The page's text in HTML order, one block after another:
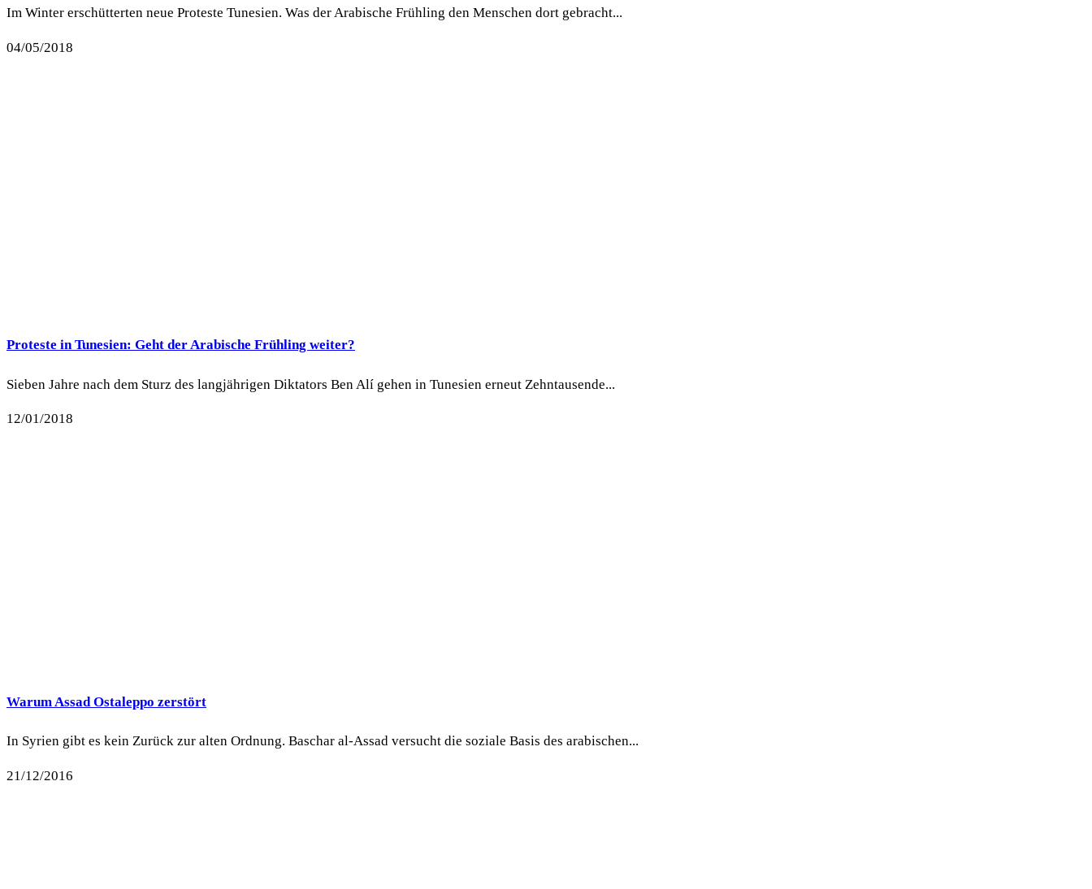
Im Winter erschütterten neue Proteste Tunesien. Was der Arabische Frühling den Menschen dort gebracht...
04/05/2018
Proteste in Tunesien: Geht der Arabische Frühling weiter?
Sieben Jahre nach dem Sturz des langjährigen Diktators Ben Alí gehen in Tunesien erneut Zehntausende...
12/01/2018
Warum Assad Ostaleppo zerstört
In Syrien gibt es kein Zurück zur alten Ordnung. Baschar al-Assad versucht die soziale Basis des arabischen...
21/12/2016